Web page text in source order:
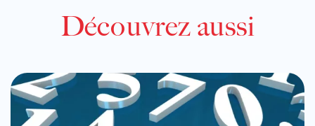
Découvrez aussi